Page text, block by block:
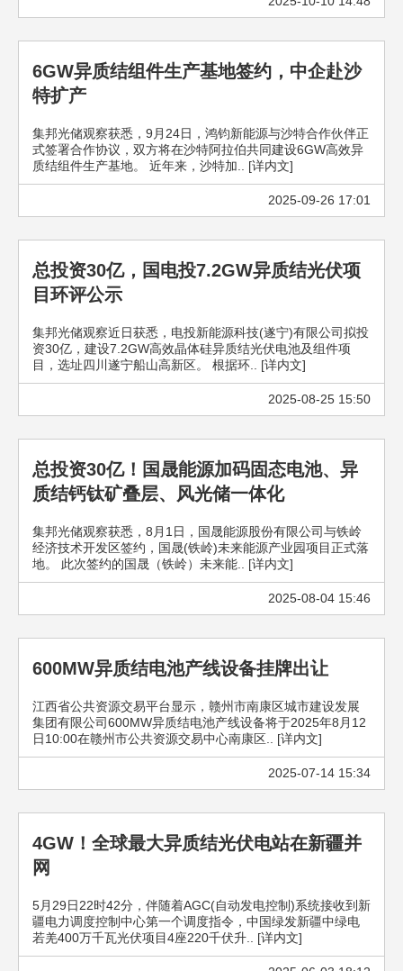
6GW异质结组件生产基地签约，中企赴沙
特扩产
集邦光储观察获悉，9月24日，鸿钧新能源与沙特合作伙伴正
式签署合作协议，双方将在沙特阿拉伯共同建设6GW高效异
质结组件生产基地。 近年来，沙特加.. [详内文]
2025-09-26 17:01
总投资30亿，国电投7.2GW异质结光伏项
目环评公示
集邦光储观察近日获悉，电投新能源科技(遂宁)有限公司拟投
资30亿，建设7.2GW高效晶体硅异质结光伏电池及组件项
目，选址四川遂宁船山高新区。 根据环.. [详内文]
2025-08-25 15:50
总投资30亿！国晟能源加码固态电池、异
质结钙钛矿叠层、风光储一体化
集邦光储观察获悉，8月1日，国晟能源股份有限公司与铁岭
经济技术开发区签约，国晟(铁岭)未来能源产业园项目正式落
地。 此次签约的国晟（铁岭）未来能.. [详内文]
2025-08-04 15:46
600MW异质结电池产线设备挂牌出让
江西省公共资源交易平台显示，赣州市南康区城市建设发展
集团有限公司600MW异质结电池产线设备将于2025年8月12
日10:00在赣州市公共资源交易中心南康区.. [详内文]
2025-07-14 15:34
4GW！全球最大异质结光伏电站在新疆并
网
5月29日22时42分，伴随着AGC(自动发电控制)系统接收到新
疆电力调度控制中心第一个调度指令，中国绿发新疆中绿电
若羌400万千瓦光伏项目4座220千伏升.. [详内文]